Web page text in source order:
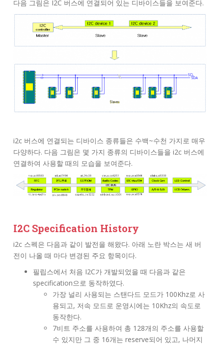
다음 그림은 I2C 버스에 연결되어 있는 디바이스들을 보여준다.
i2c 버스에 연결되는 디바이스 종류들은 수백~수천 가지로 매우
다양하다. 다음 그림은 몇 가지 종류의 디바이스들을 i2c 버스에
연결하여 사용할 때의 모습을 보여준다.
I2C Specification History
i2c 스펙은 다음과 같이 발전을 해왔다. 아래 노란 박스는 새 버
전이 나올 때 마다 변경된 주요 항목이다.
필립스에서 처음 I2C가 개발되었을 때 다음과 같은
specification으로 동작하였다.
가장 널리 사용되는 스탠다드 모드가 100Khz로 사
용되고, 저속 모드로 운영시에는 10Khz의 속도로
동작한다.
7비트 주소를 사용하여 총 128개의 주소를 사용할
수 있지만 그 중 16개는 reserve되어 있고, 나머지